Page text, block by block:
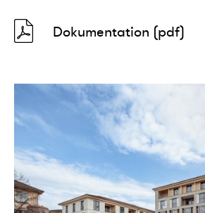
Dokumentation (pdf)